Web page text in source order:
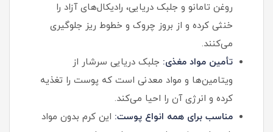
روغن تامانو و جلبک دریایی، رادیکال‌های آزاد را
خنثی کرده و از بروز چروک و خطوط ریز جلوگیری
می‌کنند.
تأمین مواد مغذی: جلبک دریایی سرشار از
ویتامین‌ها و مواد معدنی است که پوست را تغذیه
کرده و انرژی آن را احیا می‌کند.
مناسب برای همه انواع پوست: این کرم بدون مواد